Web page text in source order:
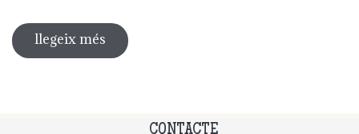
llegeix més sobre 50 anys del museu del càntir: la
força de la gent!
CONTACTE